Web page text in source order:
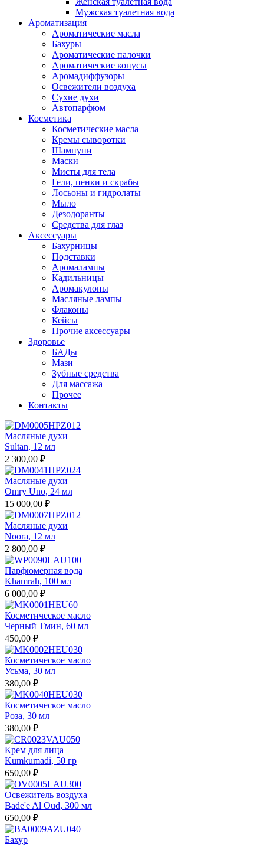
Мужская туалетная вода
Ароматизация
Ароматические масла
Бахуры
Ароматические палочки
Ароматические конусы
Аромадиффузоры
Освежители воздуха
Сухие духи
Автопарфюм
Косметика
Косметические масла
Кремы сыворотки
Шампуни
Маски
Мисты для тела
Гели, пенки и скрабы
Лосьоны и гидролаты
Мыло
Дезодоранты
Средства для глаз
Аксессуары
Бахурницы
Подставки
Аромалампы
Кадильницы
Аромакулоны
Масляные лампы
Флаконы
Кейсы
Прочие аксессуары
Здоровье
БАДы
Мази
Зубные средства
Для массажа
Прочее
Контакты
Масляные духи
Sultan, 12 мл
2 300,00 ₽
Масляные духи
Omry Uno, 24 мл
15 000,00 ₽
Масляные духи
Noora, 12 мл
2 800,00 ₽
Парфюмерная вода
Khamrah, 100 мл
6 000,00 ₽
Косметическое масло
Черный Тмин, 60 мл
450,00 ₽
Косметическое масло
Усьма, 30 мл
380,00 ₽
Косметическое масло
Роза, 30 мл
380,00 ₽
Крем для лица
Kumkumadi, 50 гр
650,00 ₽
Освежитель воздуха
Bade'e Al Oud, 300 мл
650,00 ₽
Бахур